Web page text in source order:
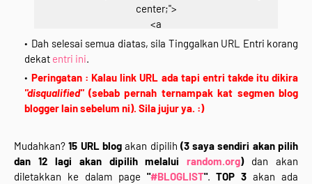
center;">
<a
href="http://www.rafzantomomi.com/2015/02/segme
n-bloglist-blogwalking-rts15.html" target="_blank">
src="https://blogger.googleusercontent.com/img/b/R
29vZ2xl/AVvXsEgfb8STwhldHVTzTCWigsElGqc_PPVf1
L5qUXhS9j3KuPpvitzWd14rv6GnZ4hXUL_vSqUXDKrxK
86kYhhiM8cMtGDAblkOIKR3E/s1600/segmen.png"
height="400" width="400" /></a></div>
<div class="separator" style="clear: both; text-align:
Dah selesai semua diatas, sila Tinggalkan URL Entri korang
dekat entri ini.
Peringatan : Kalau link URL ada tapi entri takde itu dikira
"disqualified"(sebab pernah ternampak kat segmen blog
blogger lain sebelum ni). Sila jujur ya. :)
Mudahkan?15 URL blogakan dipilih (3 saya sendiri akan pilih
dan 12 lagi akan dipilih melaluirandom.org) dan akan
diletakkan ke dalam page "#BLOGLIST".TOP 3 akan ada